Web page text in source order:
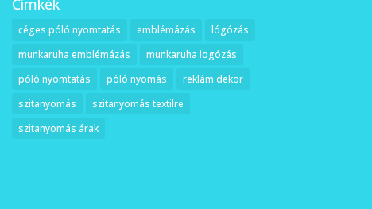
céges póló nyomtatás emblémázás
lógózás
munkaruha emblémázás
munkaruha logózás
póló nyomtatás
póló nyomás
reklám dekor
szitanyomás
szitanyomás textilre
szitanyomás árak